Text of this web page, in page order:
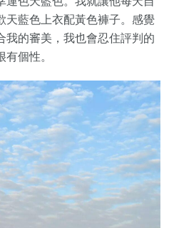
天藍色上衣配黃色褲子。感覺
我的審美，我也會忍住評判的
個性。